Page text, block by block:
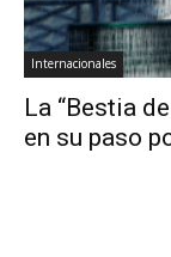
Internacionales
La “Bestia
en su paso